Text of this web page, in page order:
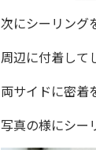
次にシーリング
周辺に付着して
両サイドに密着
写真の様にシー